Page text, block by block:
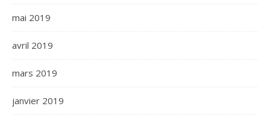
mai 2019
avril 2019
mars 2019
janvier 2019